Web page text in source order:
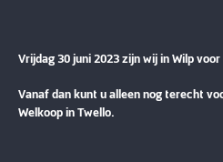
Vrijdag 30 juni 2023 zijn wij in Wilp
Vanaf dan kunt u alleen nog terecht
Welkoop in Twello.